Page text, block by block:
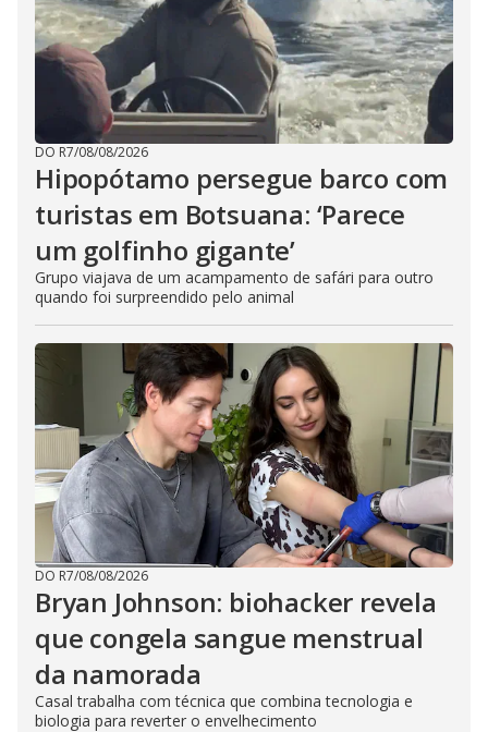
DO R7/08/08/2026
Hipopótamo persegue barco com
turistas em Botsuana: ‘Parece
um golfinho gigante’
Grupo viajava de um acampamento de safári para outro
quando foi surpreendido pelo animal
DO R7/08/08/2026
Bryan Johnson: biohacker revela
que congela sangue menstrual
da namorada
Casal trabalha com técnica que combina tecnologia e
biologia para reverter o envelhecimento